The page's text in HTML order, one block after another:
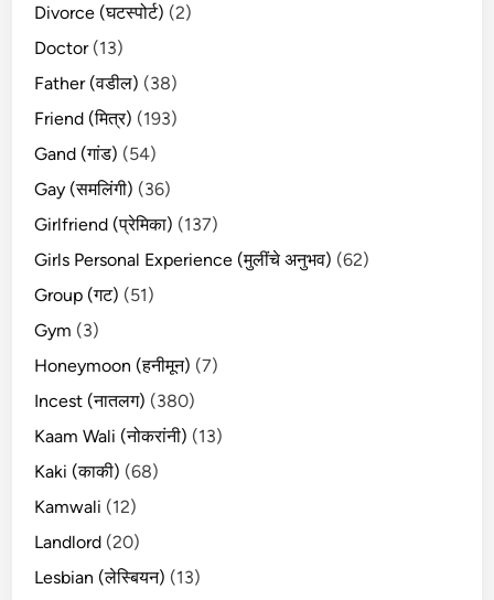
Divorce (घटस्पोर्ट) (2)
Doctor(13)
Father (वडील) (38)
Friend (मित्र) (193)
Gand (गांड) (54)
Gay (समलिंगी) (36)
Girlfriend (प्रेमिका) (137)
Girls Personal Experience (मुलींचे अनुभव) (62)
Group (गट) (51)
Gym (3)
Honeymoon (हनीमून) (7)
Incest (नातलग) (380)
Kaam Wali (नोकरांनी) (13)
Kaki (काकी) (68)
Kamwali (12)
Landlord (20)
Lesbian (लेस्बियन) (13)